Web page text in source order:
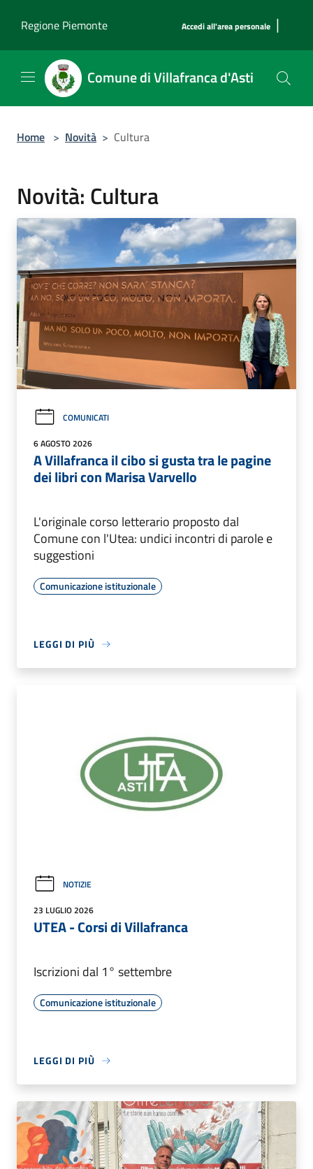
Regione Piemonte
Accedi all'area personale |
Comune di Villafranca d'Asti
Home > Novità > Cultura
Novità: Cultura
COMUNICATI
6 AGOSTO 2026
A Villafranca il cibo si gusta tra le pagine
dei libri con Marisa Varvello
L'originale corso letterario proposto dal
Comune con l'Utea: undici incontri di parole e
suggestioni
Comunicazione istituzionale
LEGGI DI PIÙ
NOTIZIE
23 LUGLIO 2026
UTEA - Corsi di Villafranca
Iscrizioni dal 1° settembre
Comunicazione istituzionale
LEGGI DI PIÙ